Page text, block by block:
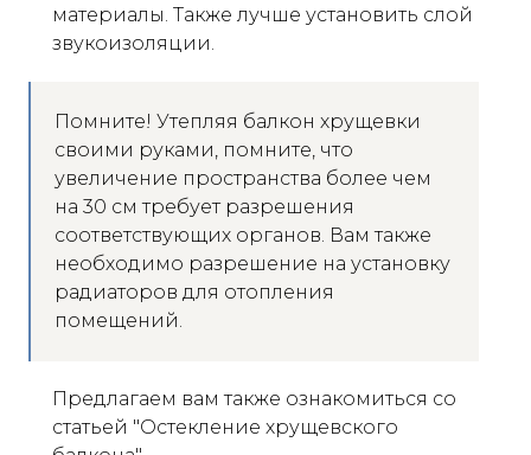
материалы. Также лучше установить слой
звукоизоляции.
Помните! Утепляя балкон хрущевки
своими руками, помните, что
увеличение пространства более чем
на 30 см требует разрешения
соответствующих органов. Вам также
необходимо разрешение на установку
радиаторов для отопления
помещений.
Предлагаем вам также ознакомиться со
статьей "Остекление хрущевского